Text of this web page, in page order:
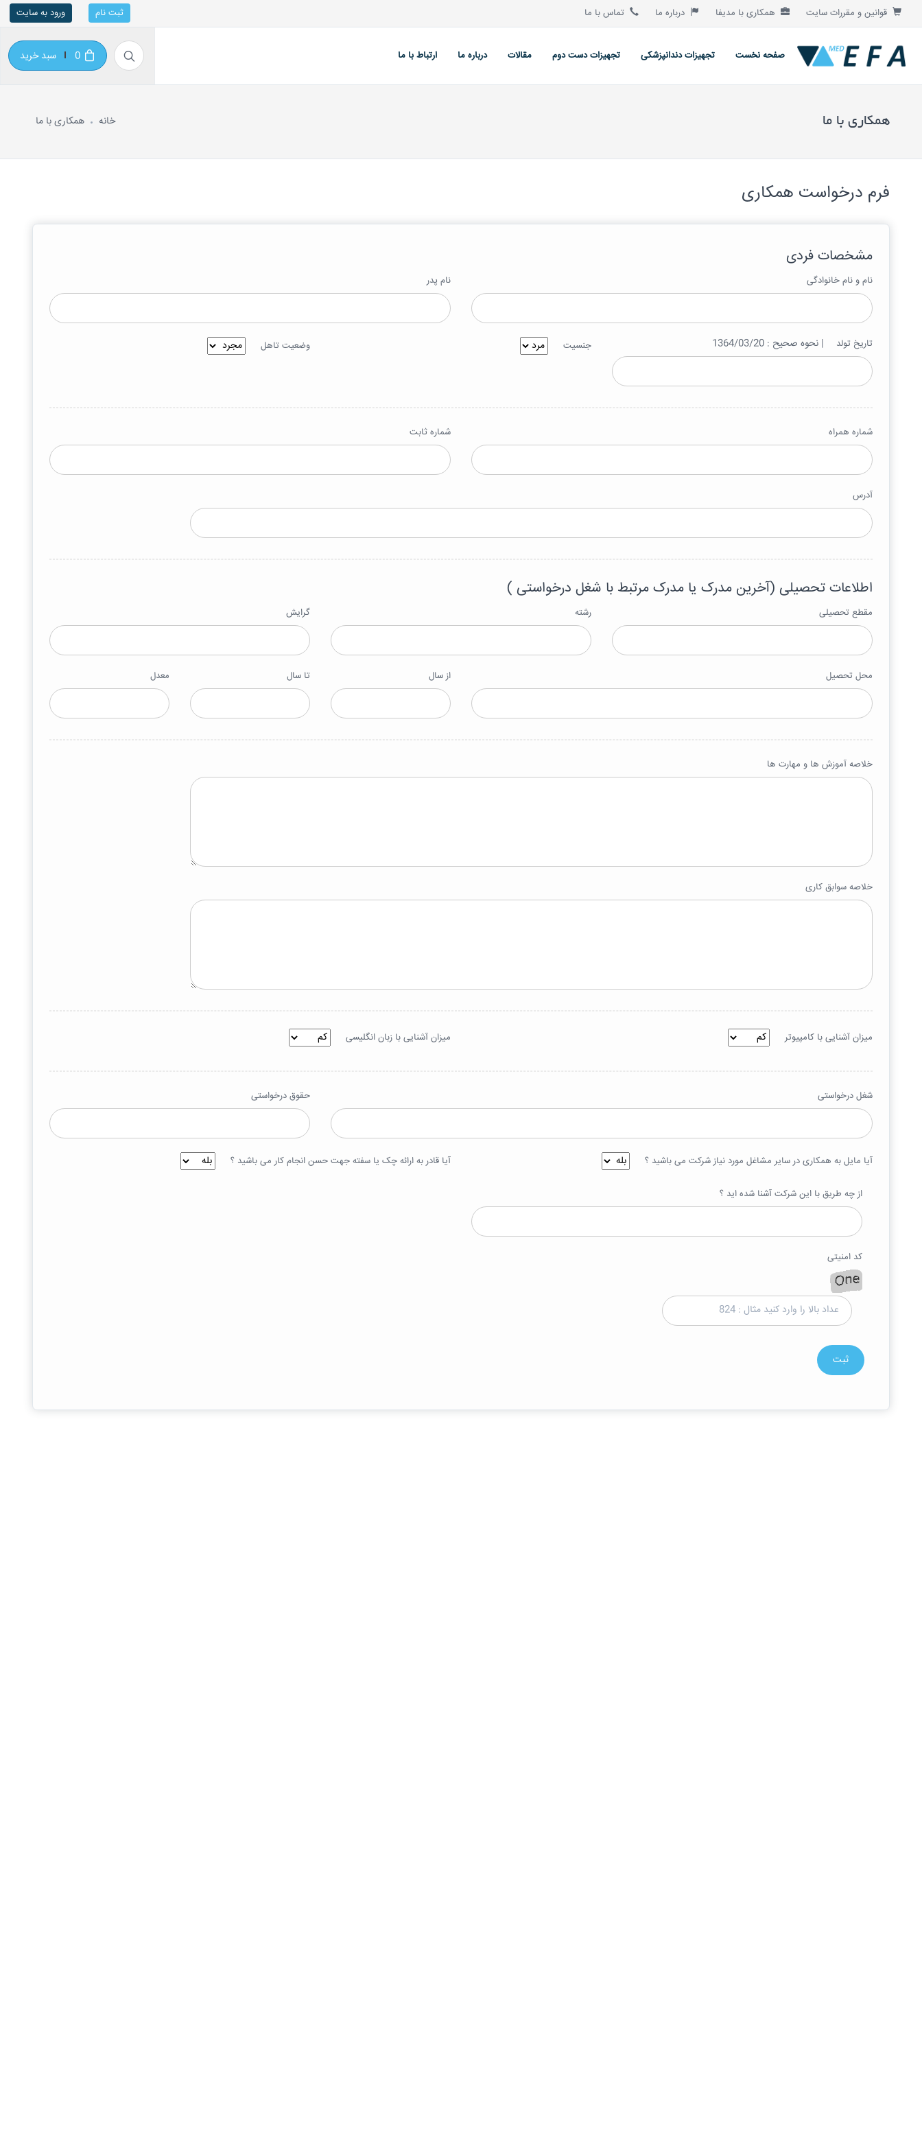
قوانین و مقررات سایت همکاری با مدیفا درباره ما تماس با ما ثبت نام ورود به سایت
صفحه نخست تجهیزات دندانپزشکی تجهیزات دست دوم مقالات درباره ما ارتباط با ما 0 سبد خرید
همکاری با ما خانه همکاری با ما
فرم درخواست همکاری
مشخصات فردی
نام و نام خانوادگی نام پدر
تاریخ تولد | نحوه صحیح : 1364/03/20 جنسیت وضعیت تاهل
شماره همراه شماره ثابت
آدرس
اطلاعات تحصیلی (آخرین مدرک یا مدرک مرتبط با شغل درخواستی )
مقطع تحصیلی رشته گرایش
محل تحصیل از سال تا سال معدل
خلاصه آموزش ها و مهارت ها
خلاصه سوابق کاری
میزان آشنایی با کامپیوتر میزان آشنایی با زبان انگلیسی
شغل درخواستی حقوق درخواستی
آیا مایل به همکاری در سایر مشاغل مورد نیاز شرکت می باشید ؟ آیا قادر به ارائه چک یا سفته جهت حسن انجام کار می باشید ؟
از چه طریق با این شرکت آشنا شده اید ؟
کد امنیتی